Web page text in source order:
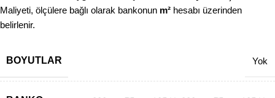
Maliyeti, ölçülere bağlı olarak bankonun m² hesabı üzerinden
belirlenir.
BOYUTLAR Yok